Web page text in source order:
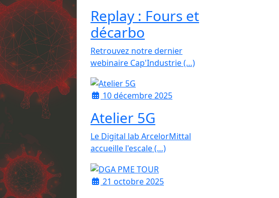
Replay : Fours et
décarbo
Retrouvez notre dernier
webinaire Cap'Industrie (…)
10 décembre 2025
Atelier 5G
Le Digital lab ArcelorMittal
accueille l'escale (…)
21 octobre 2025